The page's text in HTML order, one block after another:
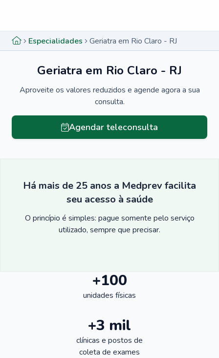
Especialidades Geriatra em Rio Claro - RJ
Geriatra em Rio Claro - RJ
Aproveite os valores reduzidos e agende agora a sua
consulta.
Agendar teleconsulta
Há mais de 25 anos a Medprev facilita
seu acesso à saúde
O princípio é simples: pague somente pelo serviço
utilizado, sempre que precisar.
+100
unidades físicas
+3 mil
clínicas e postos de
coleta de exames